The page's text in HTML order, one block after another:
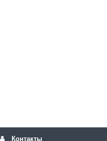
Контакты